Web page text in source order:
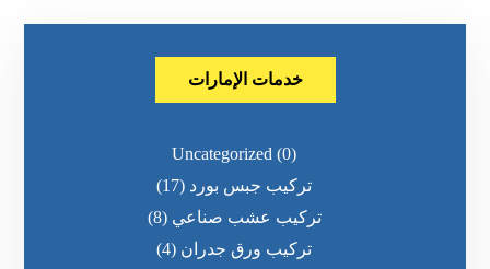
خدمات الإمارات
Uncategorized (0)
تركيب جبس بورد (17)
تركيب عشب صناعي (8)
تركيب ورق جدران (4)